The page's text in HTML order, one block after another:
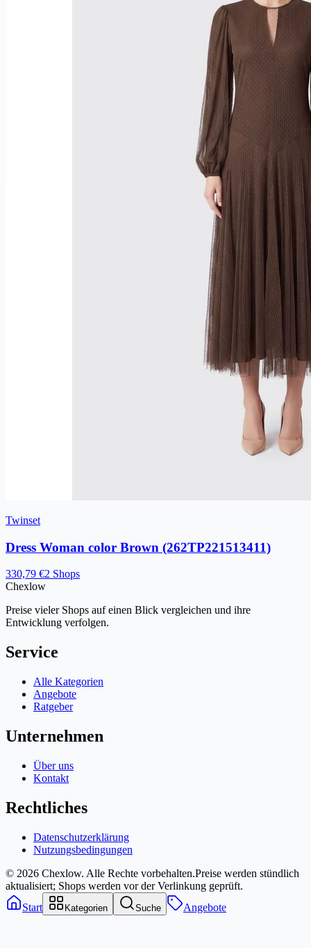
Twinset
Dress Woman color Brown (262TP221513411)
330,79 €2 Shops
Chexlow
Preise vieler Shops auf einen Blick vergleichen und ihre
Entwicklung verfolgen.
Service
Alle Kategorien
Angebote
Ratgeber
Unternehmen
Über uns
Kontakt
Rechtliches
Datenschutzerklärung
Nutzungsbedingungen
© 2026 Chexlow. Alle Rechte vorbehalten.Preise werden stündlich
aktualisiert; Shops werden vor der Verlinkung geprüft.
Start
Kategorien Suche Angebote